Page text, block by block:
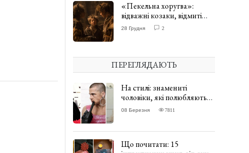
«Пекельна хоругва»:
відважні козаки, відмиті
чорти та відчайдушний
28 Грудня 2
ПЕРЕГЛЯДАЮТЬ
На стилі: знамениті
чоловіки, які полюбляють
одягати сукні. ФОТО
08 Березня 7811
Що почитати: 15